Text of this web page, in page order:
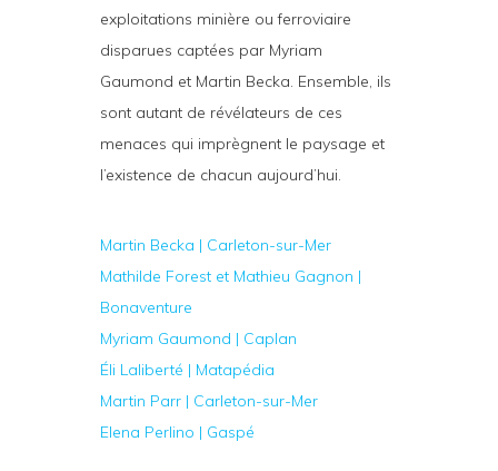
exploitations minière ou ferroviaire
disparues captées par Myriam
Gaumond et Martin Becka. Ensemble, ils
sont autant de révélateurs de ces
menaces qui imprègnent le paysage et
l’existence de chacun aujourd’hui.
Martin Becka | Carleton-sur-Mer
Mathilde Forest et Mathieu Gagnon |
Bonaventure
Myriam Gaumond | Caplan
Éli Laliberté | Matapédia
Martin Parr | Carleton-sur-Mer
Elena Perlino | Gaspé